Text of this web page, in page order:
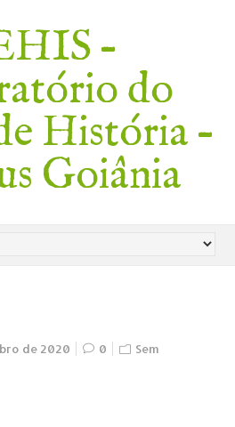
–
do
História –
Goiânia
de 2020 0
Sem